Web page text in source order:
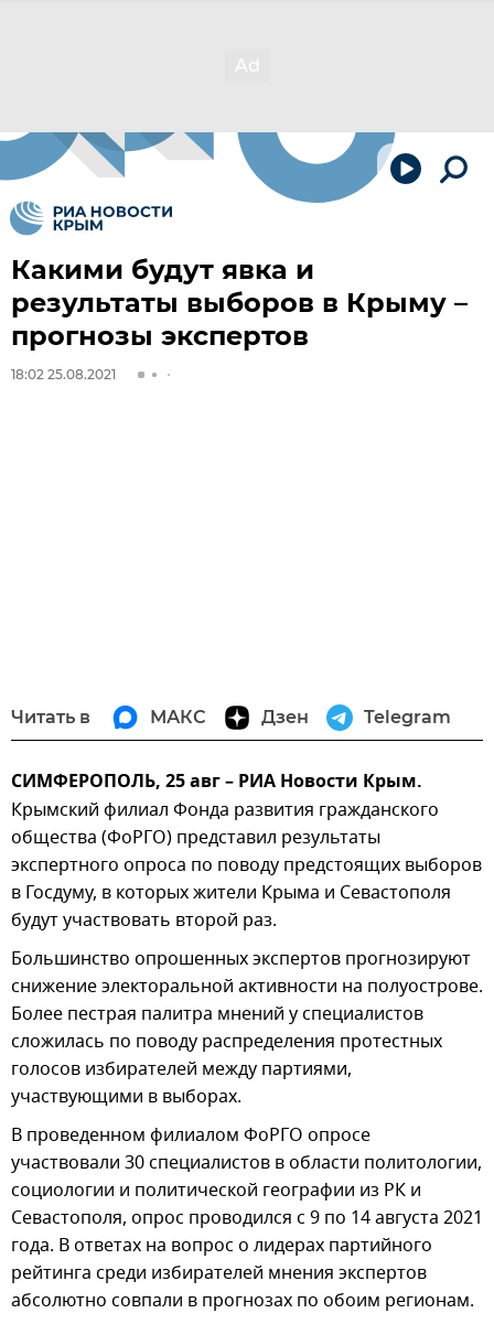
Какими будут явка и
результаты выборов в Крыму –
прогнозы экспертов
18:02 25.08.2021
Читать в МАКС Дзен Telegram
СИМФЕРОПОЛЬ, 25 авг – РИА Новости Крым.
Крымский филиал Фонда развития гражданского
общества (ФоРГО) представил результаты
экспертного опроса по поводу предстоящих выборов
в Госдуму, в которых жители Крыма и Севастополя
будут участвовать второй раз.
Большинство опрошенных экспертов прогнозируют
снижение электоральной активности на полуострове.
Более пестрая палитра мнений у специалистов
сложилась по поводу распределения протестных
голосов избирателей между партиями,
участвующими в выборах.
В проведенном филиалом ФоРГО опросе
участвовали 30 специалистов в области политологии,
социологии и политической географии из РК и
Севастополя, опрос проводился с 9 по 14 августа 2021
года. В ответах на вопрос о лидерах партийного
рейтинга среди избирателей мнения экспертов
абсолютно совпали в прогнозах по обоим регионам.